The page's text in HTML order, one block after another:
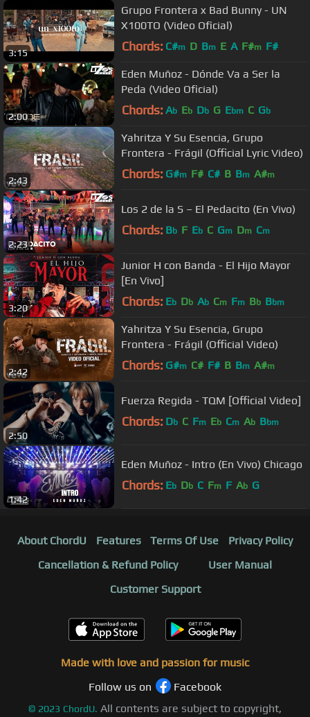
3:15
Grupo Frontera x Bad Bunny - UN
X100TO (Video Oficial)
Chords: C#m D Bm E A F#m F#
2:00
Eden Muñoz - Dónde Va a Ser la
Peda (Video Oficial)
Chords: Ab Eb Db G Ebm C Gb
2:43
Yahritza Y Su Esencia, Grupo
Frontera - Frágil (Official Lyric Video)
Chords: G#m F# C# B Bm A#m
2:23
Los 2 de la S – El Pedacito (En Vivo)
Chords: Bb F Eb C Gm Dm Cm
3:20
Junior H con Banda - El Hijo Mayor
[En Vivo]
Chords: Eb Db Ab Cm Fm Bb Bbm
2:42
Yahritza Y Su Esencia, Grupo
Frontera - Frágil (Official Video)
Chords: G#m C# F# B Bm A#m
2:50
Fuerza Regida - TQM [Official Video]
Chords: Db C Fm Eb Cm Ab Bbm
1:42
Eden Muñoz - Intro (En Vivo) Chicago
Chords: Eb Db C Fm F Ab G
About ChordU Features Terms Of Use
Privacy Policy
Cancellation & Refund Policy
User Manual
Customer Support
Made with love and passion for music
Follow us on
Facebook
© 2023 ChordU. All contents are subject to copyright,